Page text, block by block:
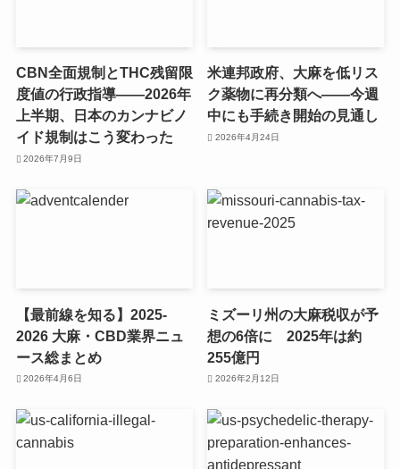
CBN全面規制とTHC残留限
度値の行政指導——2026年
上半期、日本のカンナビノ
イド規制はこう変わった
2026年7月9日
米連邦政府、大麻を低リス
ク薬物に再分類へ——今週
中にも手続き開始の見通し
2026年4月24日
【最前線を知る】2025-
2026 大麻・CBD業界ニュ
ース総まとめ
2026年4月6日
ミズーリ州の大麻税収が予
想の6倍に 2025年は約
255億円
2026年2月12日